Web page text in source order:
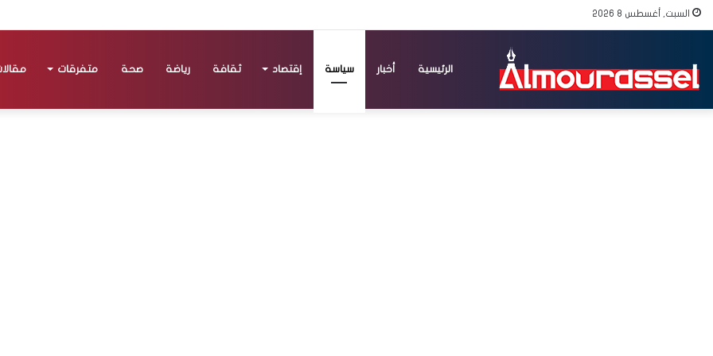
السبت, أغسطس 8 2026
الرئيسية أخبار سياسة إقتصاد ثقافة رياضة صحة متفرقات